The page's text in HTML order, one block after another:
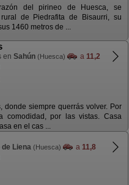
del pirineo de Huesca, se
de Piedrafita de Bisaurri, su
1460 metros de ...
en Sahún (Huesca) a 11,2
donde siempre querrás volver. Por
comodidad, por las vistas. Casa
en el cas ...
de Liena (Huesca) a 11,8